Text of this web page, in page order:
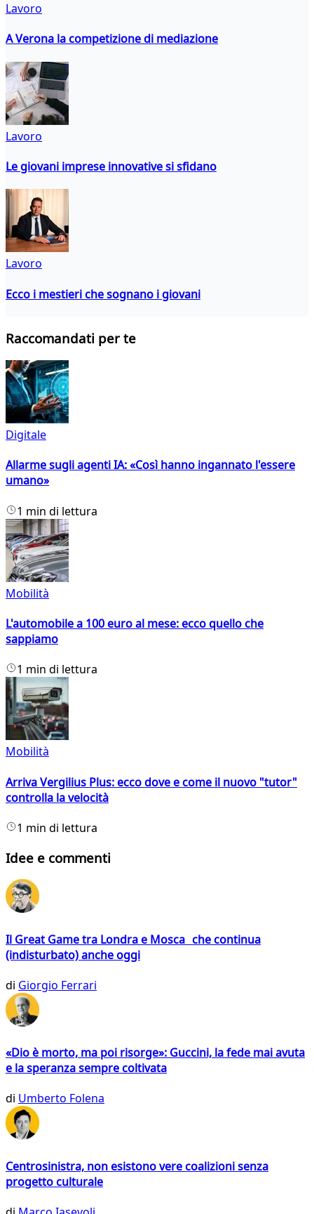
Lavoro
A Verona la competizione di mediazione
Lavoro
Le giovani imprese innovative si sfidano
Lavoro
Ecco i mestieri che sognano i giovani
Raccomandati per te
Digitale
Allarme sugli agenti IA: «Così hanno ingannato l'essere
umano»
1 min di lettura
Mobilità
L'automobile a 100 euro al mese: ecco quello che
sappiamo
1 min di lettura
Mobilità
Arriva Vergilius Plus: ecco dove e come il nuovo "tutor"
controlla la velocità
1 min di lettura
Idee e commenti
Il Great Game tra Londra e Mosca che continua
(indisturbato) anche oggi
di Giorgio Ferrari
«Dio è morto, ma poi risorge»: Guccini, la fede mai avuta
e la speranza sempre coltivata
di Umberto Folena
Centrosinistra, non esistono vere coalizioni senza
progetto culturale